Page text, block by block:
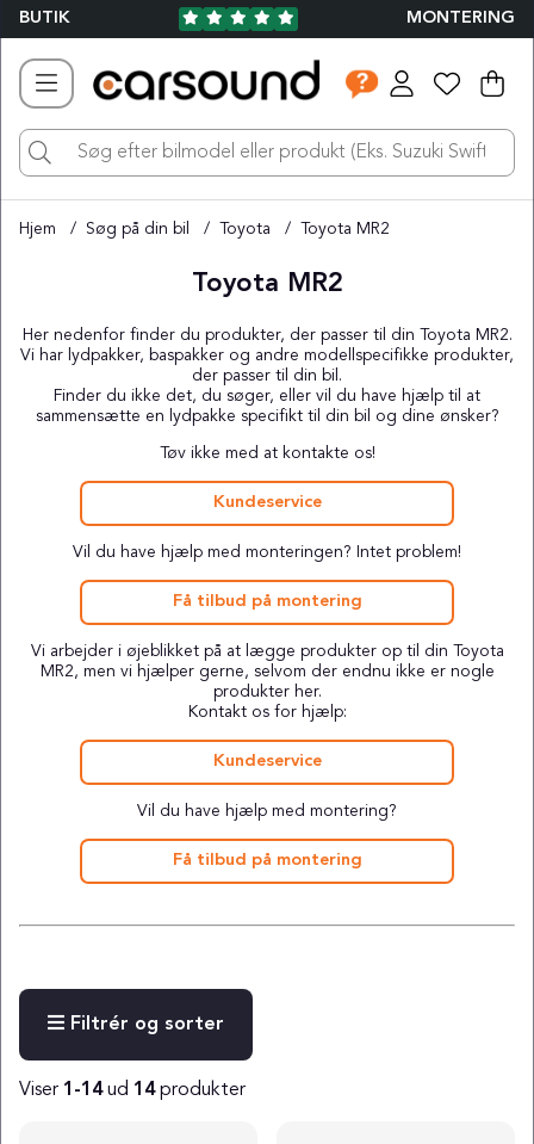
BUTIK MONTERING
.
Hjem Søg på din bil Toyota Toyota MR2
Toyota MR2
Her nedenfor finder du produkter, der passer til din Toyota MR2.
Vi har lydpakker, baspakker og andre modellspecifikke produkter,
der passer til din bil.
Finder du ikke det, du søger, eller vil du have hjælp til at
sammensætte en lydpakke specifikt til din bil og dine ønsker?
Tøv ikke med at kontakte os!
Kundeservice
Vil du have hjælp med monteringen? Intet problem!
Få tilbud på montering
Vi arbejder i øjeblikket på at lægge produkter op til din Toyota
MR2, men vi hjælper gerne, selvom der endnu ikke er nogle
produkter her.
Kontakt os for hjælp:
Kundeservice
Vil du have hjælp med montering?
Få tilbud på montering
Filtrér og sorter
Viser 1-14ud 14produkter